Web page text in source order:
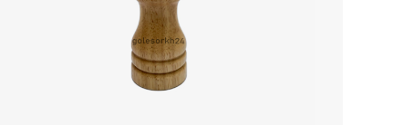
لوازم خانگی مکمل سبد آشپزخانه
ترازوی آشپزخانه و شخصی